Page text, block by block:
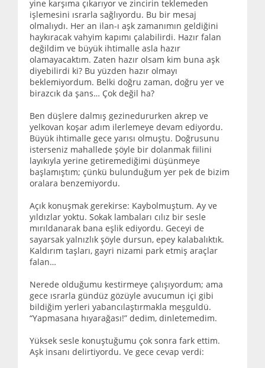
yine karşıma çıkarıyor ve zincirin teklemeden
işlemesini ısrarla sağlıyordu. Bu bir mesaj
olmalıydı. Her an ilan-ı aşk zamanımın geldiğini
haykıracak vahyim kapımı çalabilirdi. Hazır falan
değildim ve büyük ihtimalle asla hazır
olamayacaktım. Zaten hazır olsam kim buna aşk
diyebilirdi ki? Bu yüzden hazır olmayı
beklemiyordum. Belki doğru zaman, doğru yer ve
birazcık da şans… Çok değil ha?
Ben düşlere dalmış gezinedururken akrep ve
yelkovan koşar adım ilerlemeye devam ediyordu.
Büyük ihtimalle gece yarısı olmuştu. Doğrusunu
isterseniz mahallede şöyle bir dolanmak fiilini
layıkıyla yerine getiremediğimi düşünmeye
başlamıştım; çünkü bulunduğum yer pek de bizim
oralara benzemiyordu.
Açık konuşmak gerekirse: Kaybolmuştum. Ay ve
yıldızlar yoktu. Sokak lambaları cılız bir sesle
mırıldanarak bana eşlik ediyordu. Geceyi de
sayarsak yalnızlık şöyle dursun, epey kalabalıktık.
Kaldırım taşları, gayri nizami park etmiş araçlar
falan…
Nerede olduğumu kestirmeye çalışıyordum; ama
gece ısrarla gündüz gözüyle avucumun içi gibi
bildiğim yerleri yabancılaştırmakla meşguldü.
“Yapmasana hıyarağası!” dedim, dinletemedim.
Yüksek sesle konuştuğumu çok sonra fark ettim.
Aşk insanı delirtiyordu. Ve gece cevap verdi: